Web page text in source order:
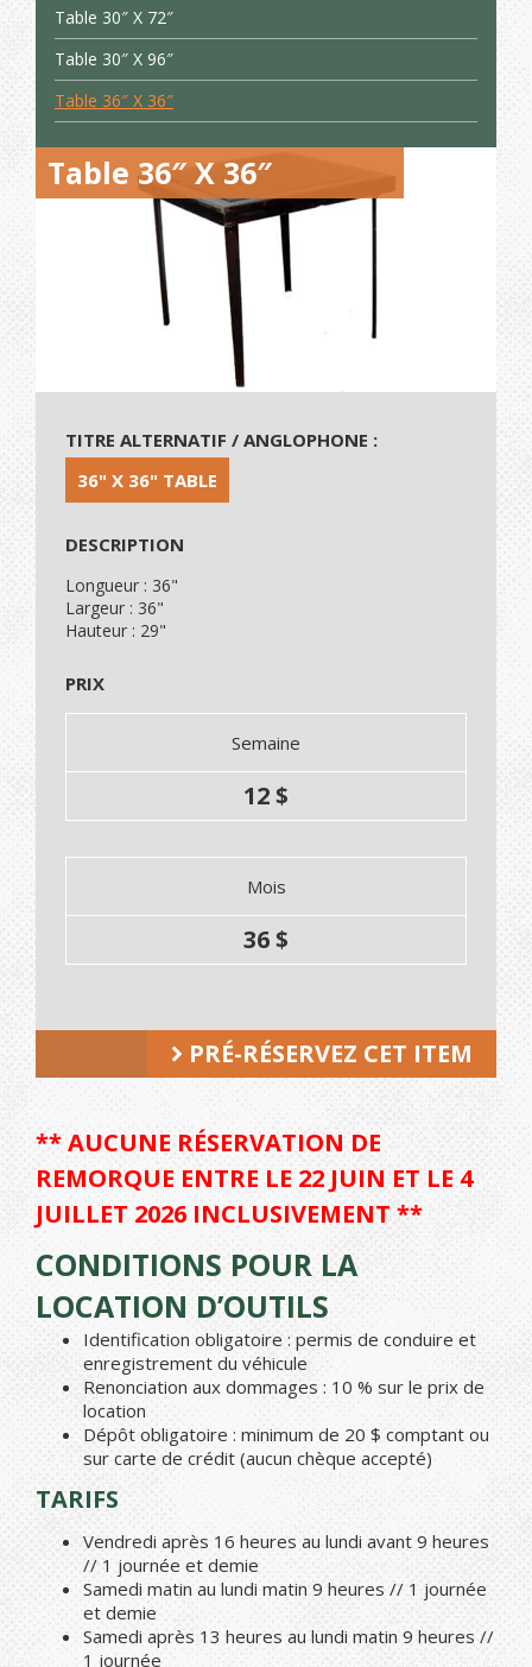
Table 30″ X 72″
Table 30″ X 96″
Table 36″ X 36″
Table 36″ X 36″
TITRE ALTERNATIF / ANGLOPHONE :
36" X 36" TABLE
DESCRIPTION
Longueur : 36"
Largeur : 36"
Hauteur : 29"
PRIX
Semaine
12 $
Mois
36 $
PRÉ-RÉSERVEZ CET ITEM
** AUCUNE RÉSERVATION DE
REMORQUE ENTRE LE 22 JUIN ET LE 4
JUILLET 2026 INCLUSIVEMENT **
CONDITIONS POUR LA
LOCATION D’OUTILS
Identification obligatoire : permis de conduire et
enregistrement du véhicule
Renonciation aux dommages : 10 % sur le prix de
location
Dépôt obligatoire : minimum de 20 $ comptant ou
sur carte de crédit (aucun chèque accepté)
TARIFS
Vendredi après 16 heures au lundi avant 9 heures
// 1 journée et demie
Samedi matin au lundi matin 9 heures // 1 journée
et demie
Samedi après 13 heures au lundi matin 9 heures //
1 journée